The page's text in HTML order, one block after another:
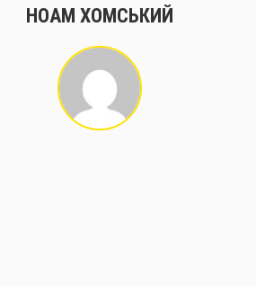
НОАМ ХОМСЬКИЙ